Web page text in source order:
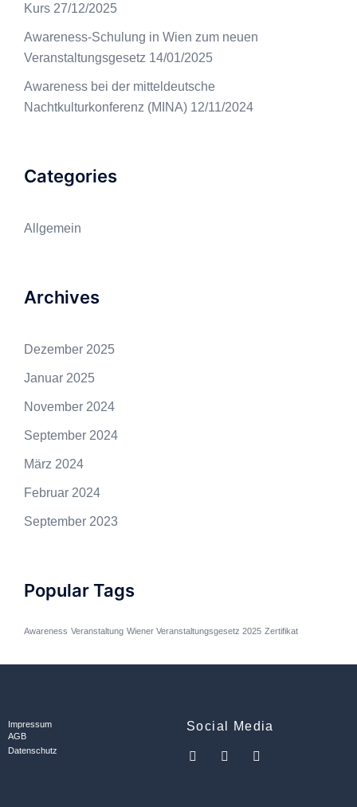
Kurs 27/12/2025
Awareness-Schulung in Wien zum neuen
Veranstaltungsgesetz 14/01/2025
Awareness bei der mitteldeutsche
Nachtkulturkonferenz (MINA) 12/11/2024
Categories
Allgemein
Archives
Dezember 2025
Januar 2025
November 2024
September 2024
März 2024
Februar 2024
September 2023
Popular Tags
Awareness Veranstaltung Wiener Veranstaltungsgesetz 2025 Zertifikat
Impressum
AGB
Datenschutz
Social Media